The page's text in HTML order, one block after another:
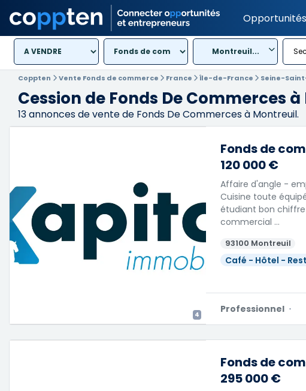
Opportunités
Montreuil...
Coppten Vente Fonds de commerce France Île-de-France Seine-
Cession de Fonds De Commerces
13annonces de vente de Fonds De Commerces à Montreuil.
4
Fonds de
120 000 €
Affaire d'angle -
Cuisine toute
étudiant bon chiffre
commercial …
93100 Montreuil
Café - Hôtel -
Professionnel ·
Fonds de
295 000 €